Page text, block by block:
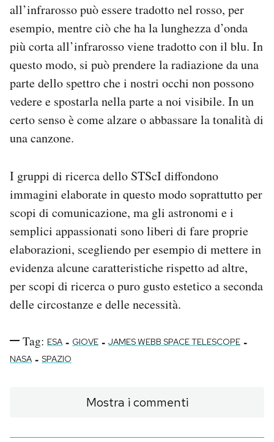
all’infrarosso può essere tradotto nel rosso, per
esempio, mentre ciò che ha la lunghezza d’onda
più corta all’infrarosso viene tradotto con il blu. In
questo modo, si può prendere la radiazione da una
parte dello spettro che i nostri occhi non possono
vedere e spostarla nella parte a noi visibile. In un
certo senso è come alzare o abbassare la tonalità di
una canzone.
I gruppi di ricerca dello STScI diffondono
immagini elaborate in questo modo soprattutto per
scopi di comunicazione, ma gli astronomi e i
semplici appassionati sono liberi di fare proprie
elaborazioni, scegliendo per esempio di mettere in
evidenza alcune caratteristiche rispetto ad altre,
per scopi di ricerca o puro gusto estetico a seconda
delle circostanze e delle necessità.
Tag: ESA - GIOVE - JAMES WEBB SPACE TELESCOPE -
NASA - SPAZIO
Mostra i commenti